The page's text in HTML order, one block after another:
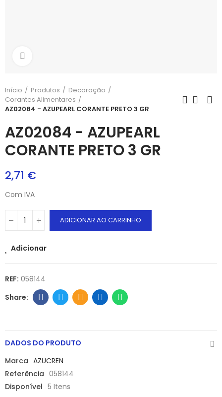
Início Produtos
Decoração
Corantes Alimentares
AZ02084 - AZUPEARL CORANTE PRETO 3 GR
AZ02084 - AZUPEARL
CORANTE PRETO 3 GR
2,71 €
Com IVA
ADICIONAR AO CARRINHO
Adicionar
REF: 058144
DADOS DO PRODUTO
Marca AZUCREN
Referência 058144
Disponível 5 Itens